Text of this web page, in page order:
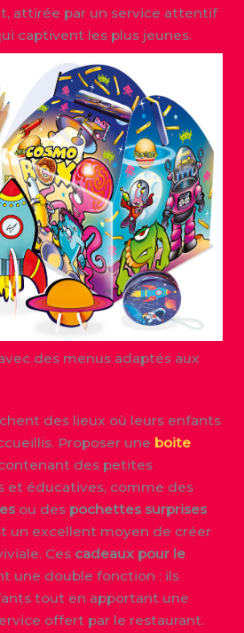
attirée par un service attentif
captivent les plus jeunes.
des menus adaptés aux
des lieux où leurs enfants
Proposer une boite
des petites
et éducatives, comme des
ou des pochettes surprises
un excellent moyen de créer
Ces cadeaux pour le
une double fonction : ils
tout en apportant une
offert par le restaurant.